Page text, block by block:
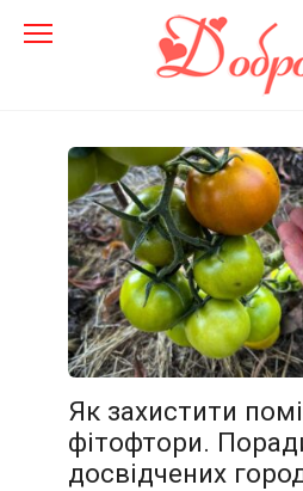
Як захистити
фітофтори.
досвідчених